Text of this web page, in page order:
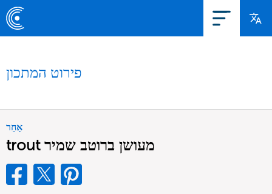
פירוט המתכון
אַחֵר
trout מעושן ברוטב שמיר